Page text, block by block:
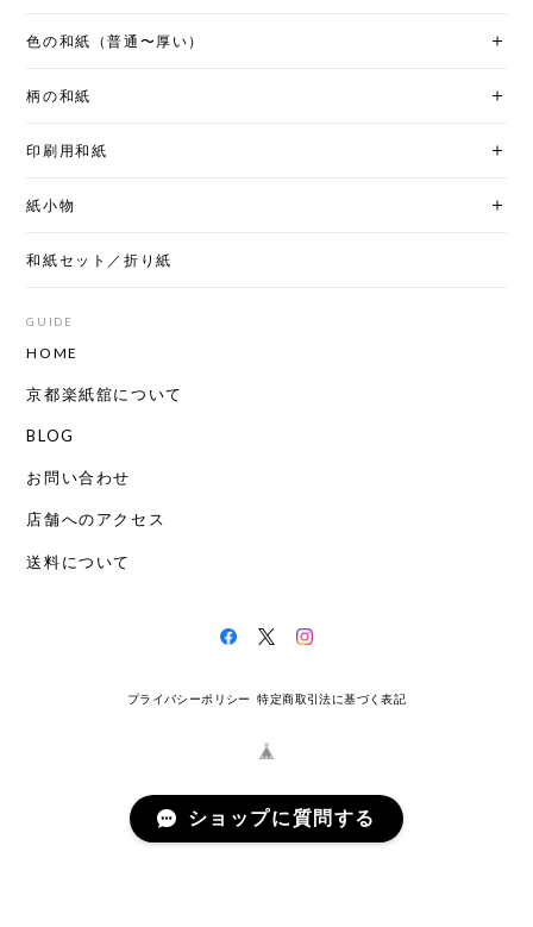
色の和紙（普通〜厚い）
柄の和紙
印刷用和紙
紙小物
和紙セット／折り紙
GUIDE
HOME
京都楽紙舘について
BLOG
お問い合わせ
店舗へのアクセス
送料について
プライバシーポリシー 特定商取引法に基づく表記
ショップに質問する